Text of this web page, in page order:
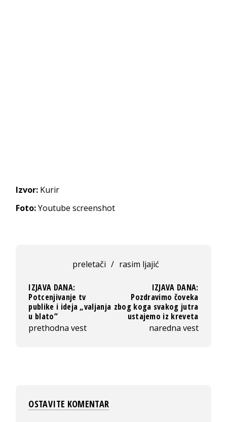
Izvor: Kurir
Foto:Youtube screenshot
preletači / rasim ljajić
IZJAVA DANA:
Potcenjivanje tv
publike i ideja „valjanja
u blato“
prethodna vest
IZJAVA DANA:
Pozdravimo čoveka
zbog koga svakog jutra
ustajemo iz kreveta
naredna vest
OSTAVITE KOMENTAR